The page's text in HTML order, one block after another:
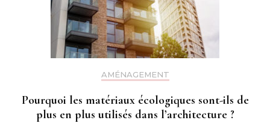
AMÉNAGEMENT
Pourquoi les matériaux écologiques sont-ils de
plus en plus utilisés dans l’architecture ?